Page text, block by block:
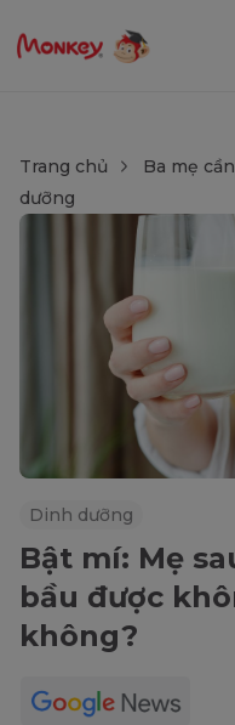
Trang chủ Ba mẹ
dưỡng
Dinh dưỡng
Bật mí: Mẹ
bầu được
không?